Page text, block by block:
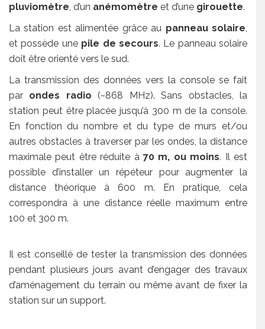
pluviomètre, d’un anémomètre et d’une girouette.
La station est alimentée grâce au panneau solaire,
et possède une pile de secours. Le panneau solaire
doit être orienté vers le sud.
La transmission des données vers la console se fait
par ondes radio (~868 MHz). Sans obstacles, la
station peut être placée jusqu’à 300 m de la console.
En fonction du nombre et du type de murs et/ou
autres obstacles à traverser par les ondes, la distance
maximale peut être réduite à 70 m, ou moins. Il est
possible d’installer un répéteur pour augmenter la
distance théorique à 600 m. En pratique, cela
correspondra à une distance réelle maximum entre
100 et 300 m.
Il est conseillé de tester la transmission des données
pendant plusieurs jours avant d’engager des travaux
d’aménagement du terrain ou même avant de fixer la
station sur un support.